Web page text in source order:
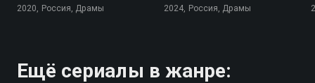
2020, Россия, Драмы 2024, Россия, Драмы
Ещё сериалы в жанре: